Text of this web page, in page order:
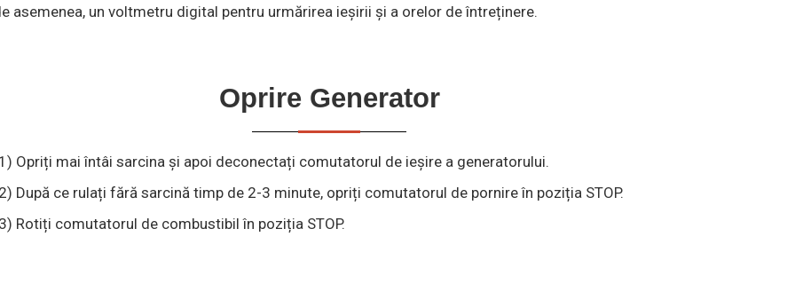
asemenea, un voltmetru digital pentru urmărirea ieșirii și a orelor de întreținere.
Oprire Generator
Opriți mai întâi sarcina și apoi deconectați comutatorul de ieșire a generatorului.
După ce rulați fără sarcină timp de 2-3 minute, opriți comutatorul de pornire în poziția STOP.
Rotiți comutatorul de combustibil în poziția STOP.